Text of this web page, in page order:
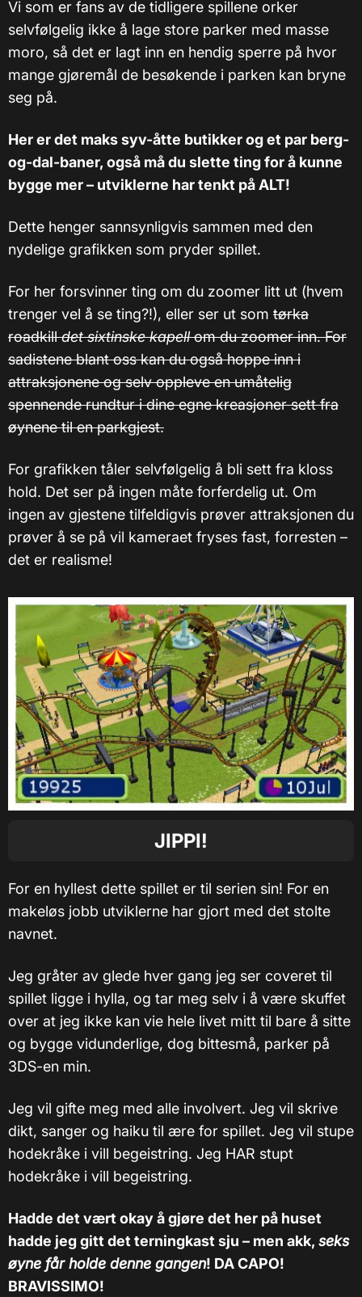
Vi som er fans av de tidligere spillene orker
selvfølgelig ikke å lage store parker med masse
moro, så det er lagt inn en hendig sperre på hvor
mange gjøremål de besøkende i parken kan bryne
seg på.
Her er det maks syv-åtte butikker og et par berg-
og-dal-baner, også må du slette ting for å kunne
bygge mer – utviklerne har tenkt på ALT!
Dette henger sannsynligvis sammen med den
nydelige grafikken som pryder spillet.
For her forsvinner ting om du zoomer litt ut (hvem
trenger vel å se ting?!), eller ser ut som tørka
roadkilldet sixtinske kapellom du zoomer inn. For
sadistene blant oss kan du også hoppe inn i
attraksjonene og selv oppleve en umåtelig
spennende rundtur i dine egne kreasjoner sett fra
øynene til en parkgjest.
For grafikken tåler selvfølgelig å bli sett fra kloss
hold. Det ser på ingen måte forferdelig ut. Om
ingen av gjestene tilfeldigvis prøver attraksjonen du
prøver å se på vil kameraet fryses fast, forresten –
det er realisme!
JIPPI!
For en hyllest dette spillet er til serien sin! For en
makeløs jobb utviklerne har gjort med det stolte
navnet.
Jeg gråter av glede hver gang jeg ser coveret til
spillet ligge i hylla, og tar meg selv i å være skuffet
over at jeg ikke kan vie hele livet mitt til bare å sitte
og bygge vidunderlige, dog bittesmå, parker på
3DS-en min.
Jeg vil gifte meg med alle involvert. Jeg vil skrive
dikt, sanger og haiku til ære for spillet. Jeg vil stupe
hodekråke i vill begeistring. Jeg HAR stupt
hodekråke i vill begeistring.
Hadde det vært okay å gjøre det her på huset
hadde jeg gitt det terningkast sju – men akk, seks
øyne får holde denne gangen! DA CAPO!
BRAVISSIMO!